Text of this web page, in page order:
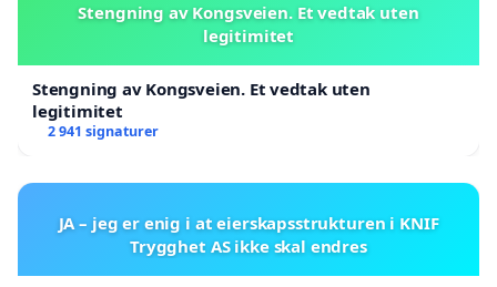
Stengning av Kongsveien. Et vedtak uten
legitimitet
Stengning av Kongsveien. Et vedtak uten
legitimitet
2 941 signaturer
JA – jeg er enig i at eierskapsstrukturen i KNIF
Trygghet AS ikke skal endres